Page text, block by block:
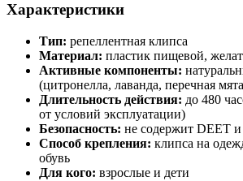
Характеристики
Тип: репеллентная клипса
Материал: пластик пищевой,
Активные компоненты:
(цитронелла, лаванда, перечная
Длительность действия: до 480
от условий эксплуатации)
Безопасность: не содержит DEET
Способ крепления: клипса на
обувь
Для кого: взрослые и дети